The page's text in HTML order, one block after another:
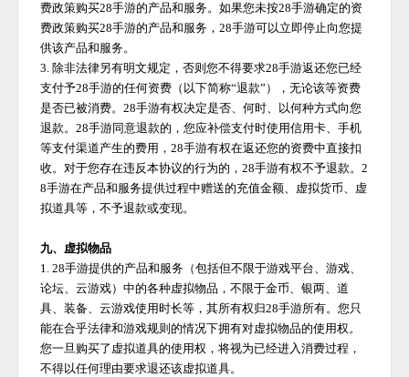
费政策购买28手游的产品和服务。如果您未按28手游确定的资
费政策购买28手游的产品和服务，28手游可以立即停止向您提
供该产品和服务。
3. 除非法律另有明文规定，否则您不得要求28手游返还您已经
支付予28手游的任何资费（以下简称“退款”），无论该等资费
是否已被消费。28手游有权决定是否、何时、以何种方式向您
退款。28手游同意退款的，您应补偿支付时使用信用卡、手机
等支付渠道产生的费用，28手游有权在返还您的资费中直接扣
收。对于您存在违反本协议的行为的，28手游有权不予退款。2
8手游在产品和服务提供过程中赠送的充值金额、虚拟货币、虚
拟道具等，不予退款或变现。
九、虚拟物品
1.28手游提供的产品和服务（包括但不限于游戏平台、游戏、
论坛、云游戏）中的各种虚拟物品，不限于金币、银两、道
具、装备、云游戏使用时长等，其所有权归28手游所有。您只
能在合乎法律和游戏规则的情况下拥有对虚拟物品的使用权。
您一旦购买了虚拟道具的使用权，将视为已经进入消费过程，
不得以任何理由要求退还该虚拟道具。